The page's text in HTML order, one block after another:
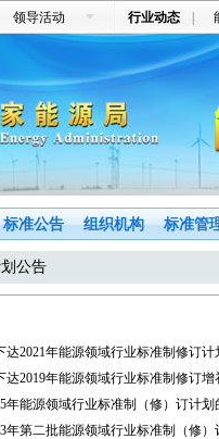
领导活动 行业动态
标准公告 组织机构 标准管
公告
达2021年能源领域行业标准制修订
达2019年能源领域行业标准制修订
年能源领域行业标准制（修）订计划
年第二批能源领域行业标准制（修